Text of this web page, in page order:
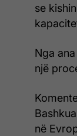
se
Nga
një
në